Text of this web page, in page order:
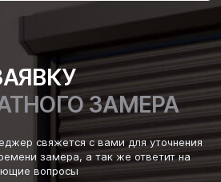
ЗАМЕРА
свяжется с вами для уточнения
замера, а так же ответит на
вопросы